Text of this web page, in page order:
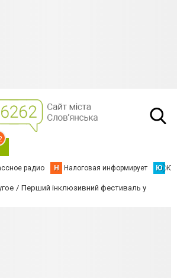
радио Н Налоговая информирует Ю
Перший інклюзивний фестиваль у